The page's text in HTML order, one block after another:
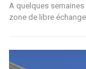
A quelques semaines
zone de libre